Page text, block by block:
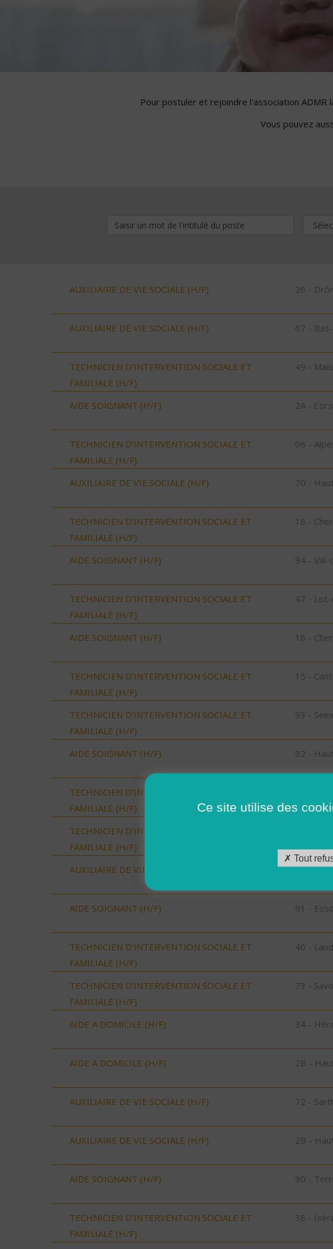
Pour postuler et rejoindre l'association ADMR
Vous pouvez
AUXILIAIRE DE VIE SOCIALE (H/F) 26 -
AUXILIAIRE DE VIE SOCIALE (H/F) 67 -
TECHNICIEN D’INTERVENTION SOCIALE ET
FAMILIALE (H/F)
49 -
AIDE SOIGNANT (H/F) 2A -
TECHNICIEN D’INTERVENTION SOCIALE ET
FAMILIALE (H/F)
06 -
AUXILIAIRE DE VIE SOCIALE (H/F) 70 -
TECHNICIEN D’INTERVENTION SOCIALE ET
FAMILIALE (H/F)
18 - Cher
AIDE SOIGNANT (H/F) 94 - Val-
TECHNICIEN D’INTERVENTION SOCIALE ET
FAMILIALE (H/F)
47 -
AIDE SOIGNANT (H/F) 18 - Cher
TECHNICIEN D’INTERVENTION SOCIALE ET
FAMILIALE (H/F)
15 -
TECHNICIEN D’INTERVENTION SOCIALE ET
FAMILIALE (H/F)
93 -
AIDE SOIGNANT (H/F) 92 -
TECHNICIEN D’INTERVENTION SOCIALE ET
FAMILIALE (H/F)
TECHNICIEN D’INTERVENTION SOCIALE ET
FAMILIALE (H/F)
AUXILIAIRE DE VIE SOCIALE (H/F) 29 -
AIDE SOIGNANT (H/F) 91 -
TECHNICIEN D’INTERVENTION SOCIALE ET
FAMILIALE (H/F)
40 -
TECHNICIEN D’INTERVENTION SOCIALE ET
FAMILIALE (H/F)
73 -
AIDE A DOMICILE (H/F) 34 -
AIDE A DOMICILE (H/F) 2B -
AUXILIAIRE DE VIE SOCIALE (H/F) 72 -
AUXILIAIRE DE VIE SOCIALE (H/F) 2B -
AIDE SOIGNANT (H/F) 90 -
TECHNICIEN D’INTERVENTION SOCIALE ET
FAMILIALE (H/F)
38 -
Ce site utilise des
Tout